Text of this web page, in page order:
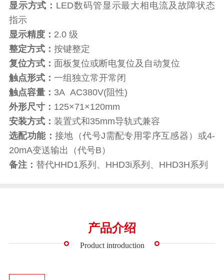
显示方式： LED数码管显示最大相电流及故障状态
指示
显示精度： 2.0 级
整定方式： 按键整定
复位方式： 面板复位或断电复位及自动复位
触点形式： 一组独立常开常闭
触点容量： 3A AC380V(阻性)
外形尺寸： 125×71×120mm
安装方式： 装置式和35mm导轨式兼容
选配功能： 接地（代号J需配专用零序互感器）或4-
20mA变送输出（代号B）
备注： 替代HHD1系列、HHD3i系列、HHD3H系列
产品介绍
Product introduction